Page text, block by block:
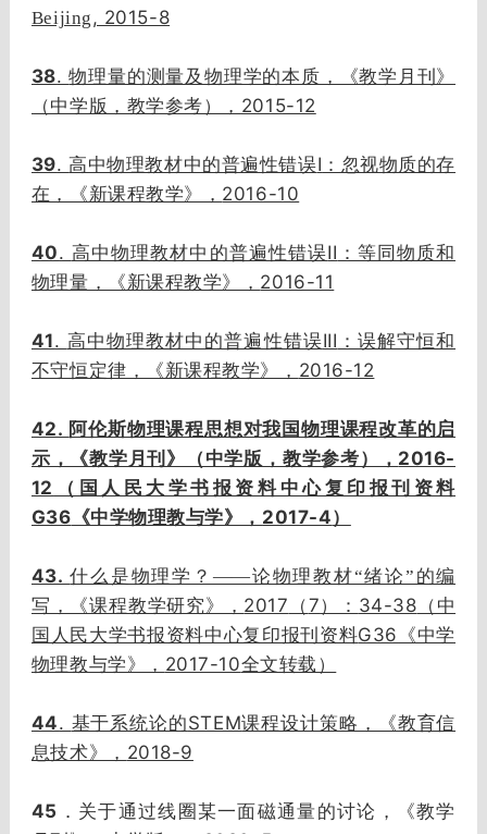
Beijing , 2015-8
38.物理量的测量及物理学的本质，《教学月刊》
（中学版，教学参考）， 2015-12
39.高中物理教材中的普遍性错误I ：忽视物质的存
在，《新课程教学》， 2016-10
40. 高中物理教材中的普遍性错误II ：等同物质和
物理量，《新课程教学》， 2016-11
41. 高中物理教材中的普遍性错误III ：误解守恒和
不守恒定律，《新课程教学》， 2016-12
42. 阿伦斯物理课程思想对我国物理课程改革的启
示，《教学月刊》（中学版，教学参考）， 2016-
12
（国人民大学书报资料中心复印报刊资料
G36 《中学物理教与学》， 2017-4）
43.什么是物理学？——论物理教材“绪论”的编
写，《课程教学研究》， 2017 （7）： 34-38 （中
国人民大学书报资料中心复印报刊资料G36 《中学
物理教与学》， 2017-10全文转载）
44. 基于系统论的STEM课程设计策略，《教育信
息技术》， 2018-9
45 ．关于通过线圈某一面磁通量的讨论，《教学